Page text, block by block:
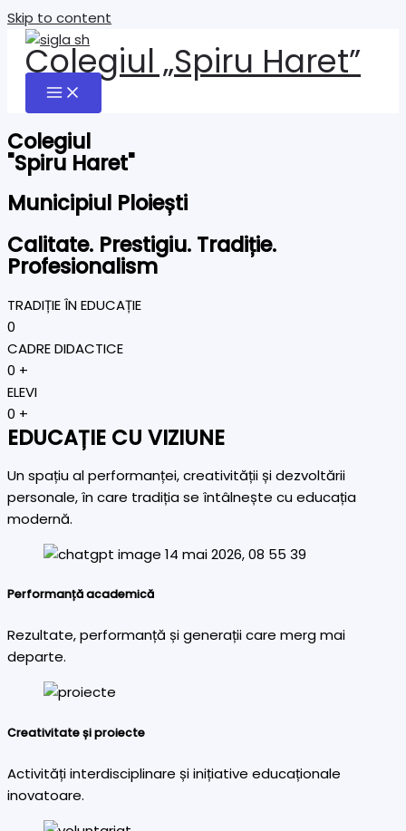
Skip to content
Colegiul „Spiru Haret”
Colegiul
"Spiru Haret"
Municipiul Ploiești
Calitate. Prestigiu. Tradiție.
Profesionalism
TRADIȚIE ÎN EDUCAȚIE
0
CADRE DIDACTICE
0 +
ELEVI
0 +
EDUCAȚIE CU VIZIUNE
Un spațiu al performanței, creativității și dezvoltării
personale, în care tradiția se întâlnește cu educația
modernă.
Performanță academică
Rezultate, performanță și generații care merg mai
departe.
Creativitate și proiecte
Activități interdisciplinare și inițiative educaționale
inovatoare.